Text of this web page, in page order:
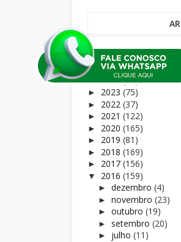
► 2026 (9)
► 2025(68)
►2024(72)
► 2023 (75)
► 2022 (37)
► 2021 (122)
► 2020 (165)
► 2019 (81)
► 2018 (169)
► 2017 (156)
▼ 2016 (159)
► dezembro (4)
► novembro (23)
► outubro (19)
► setembro (20)
► julho (11)